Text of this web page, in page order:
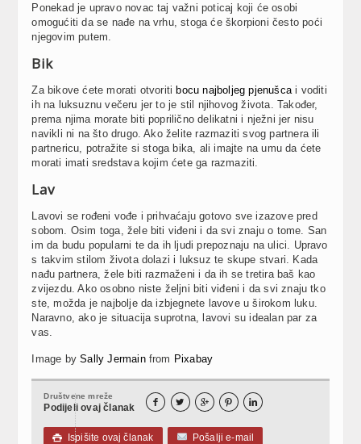
Ponekad je upravo novac taj važni poticaj koji će osobi
omogućiti da se nađe na vrhu, stoga će škorpioni često poći
njegovim putem.
Bik
Za bikove ćete morati otvoriti bocu najboljeg pjenušcai voditi
ih na luksuznu večeru jer to je stil njihovog života. Također,
prema njima morate biti poprilično delikatni i nježni jer nisu
navikli ni na što drugo. Ako želite razmaziti svog partnera ili
partnericu, potražite si stoga bika, ali imajte na umu da ćete
morati imati sredstava kojim ćete ga razmaziti.
Lav
Lavovi se rođeni vođe i prihvaćaju gotovo sve izazove pred
sobom. Osim toga, žele biti viđeni i da svi znaju o tome. San
im da budu popularni te da ih ljudi prepoznaju na ulici. Upravo
s takvim stilom života dolazi i luksuz te skupe stvari. Kada
nađu partnera, žele biti razmaženi i da ih se tretira baš kao
zvijezdu. Ako osobno niste željni biti viđeni i da svi znaju tko
ste, možda je najbolje da izbjegnete lavove u širokom luku.
Naravno, ako je situacija suprotna, lavovi su idealan par za
vas.
Image bySally Jermainfrom Pixabay
Društvene mreže
Podijeli ovaj članak     
 Ispišite ovaj članak Pošalji e-mail